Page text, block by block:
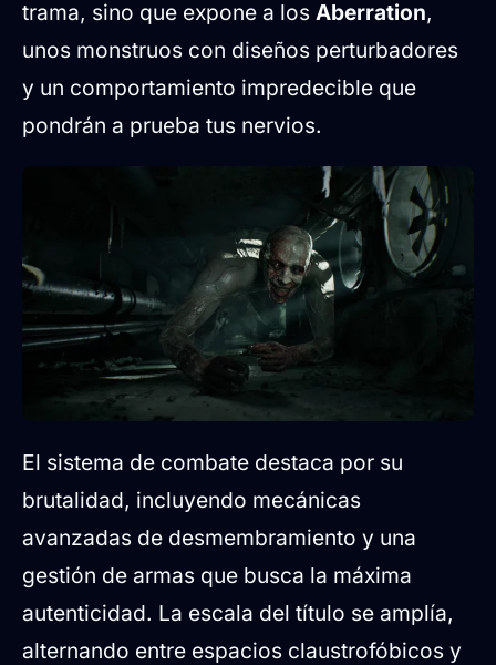
trama, sino que expone a los Aberration,
unos monstruos con diseños perturbadores
y un comportamiento impredecible que
pondrán a prueba tus nervios.
El sistema de combate destaca por su
brutalidad, incluyendo mecánicas
avanzadas de desmembramiento y una
gestión de armas que busca la máxima
autenticidad. La escala del título se amplía,
alternando entre espacios claustrofóbicos y